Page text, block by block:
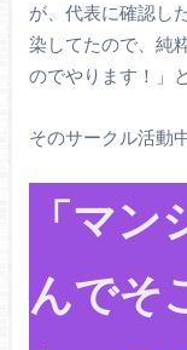
が、代表に確認し
染してたので、純
のでやります！」
そのサークル活動
「マン
んでそ